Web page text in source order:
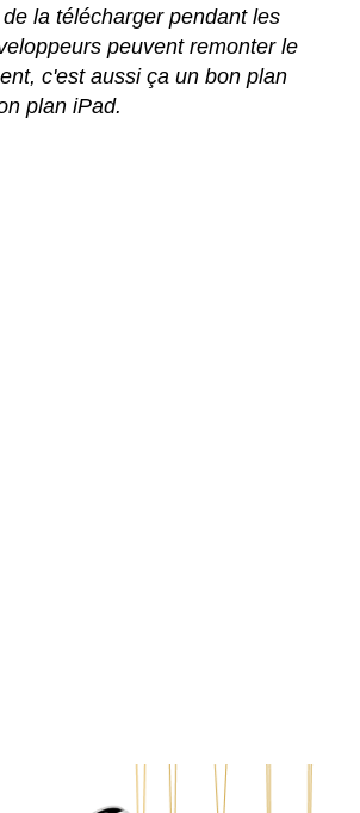
la télécharger pendant les
peuvent remonter le
c'est aussi ça un bon plan
plan iPad.